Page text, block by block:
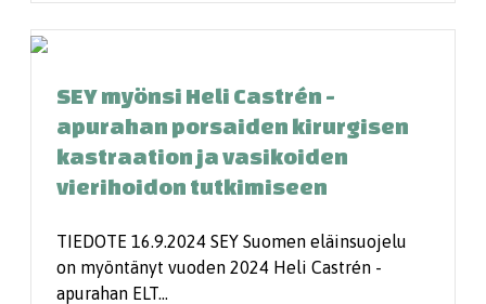
SEY myönsi Heli Castrén -
apurahan porsaiden kirurgisen
kastraation ja vasikoiden
vierihoidon tutkimiseen
TIEDOTE 16.9.2024 SEY Suomen eläinsuojelu
on myöntänyt vuoden 2024 Heli Castrén -
apurahan ELT…